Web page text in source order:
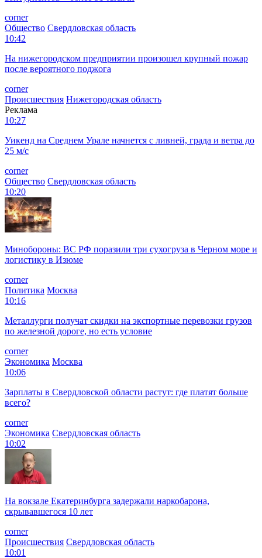
corner
Общество Свердловская область
10:42
На нижегородском предприятии произошел крупный пожар
после вероятного поджога
corner
Происшествия Нижегородская область
Реклама
10:27
Уикенд на Среднем Урале начнется с ливней, града и ветра до
25 м/с
corner
Общество Свердловская область
10:20
Минобороны: ВС РФ поразили три сухогруза в Черном море и
логистику в Изюме
corner
Политика Москва
10:16
Металлурги получат скидки на экспортные перевозки грузов
по железной дороге, но есть условие
corner
Экономика Москва
10:06
Зарплаты в Свердловской области растут: где платят больше
всего?
corner
Экономика Свердловская область
10:02
На вокзале Екатеринбурга задержали наркобарона,
скрывавшегося 10 лет
corner
Происшествия Свердловская область
10:01